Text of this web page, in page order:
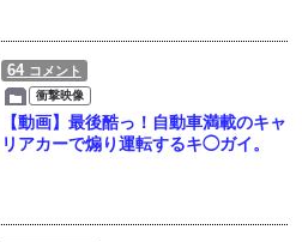
64 コメント
衝撃映像
【動画】最後酷っ！自動車満載のキャ
リアカーで煽り運転するキ◯ガイ。